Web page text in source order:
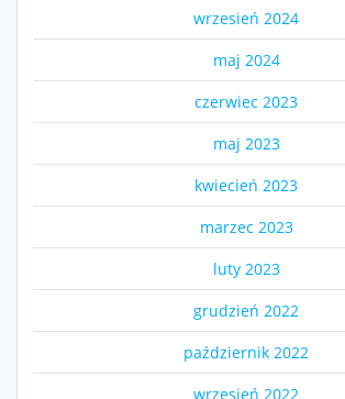
wrzesień 2024
maj 2024
czerwiec 2023
maj 2023
kwiecień 2023
marzec 2023
luty 2023
grudzień 2022
październik 2022
wrzesień 2022